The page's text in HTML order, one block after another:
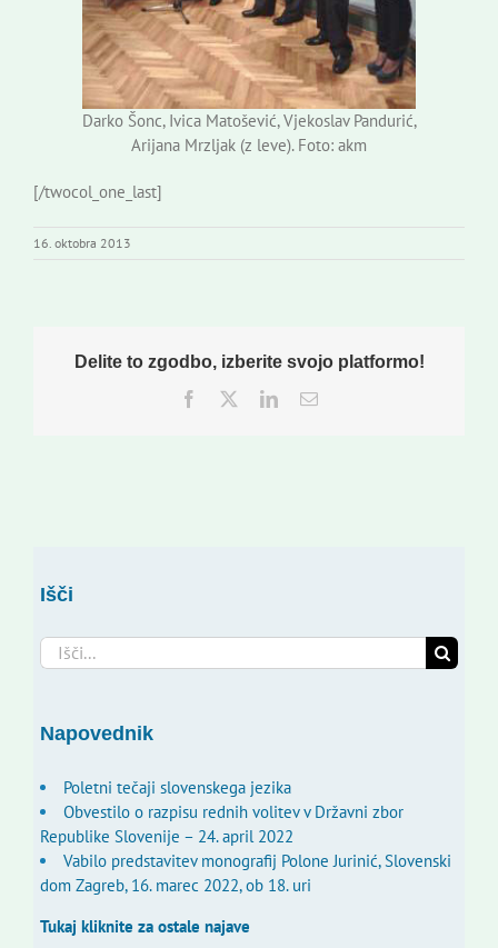
Darko Šonc, Ivica Matošević, Vjekoslav Pandurić,
Arijana Mrzljak (z leve). Foto: akm
[/twocol_one_last]
16. oktobra 2013
Delite to zgodbo, izberite svojo platformo!
Facebook
TwitterLinkedInEmail
Išči
Search
for:
Napovednik
Poletni tečaji slovenskega jezika
Obvestilo o razpisu rednih volitev v Državni zbor
Republike Slovenije – 24. april 2022
Vabilo predstavitev monografij Polone Jurinić, Slovenski
dom Zagreb, 16. marec 2022, ob 18. uri
Tukaj kliknite za ostale najave